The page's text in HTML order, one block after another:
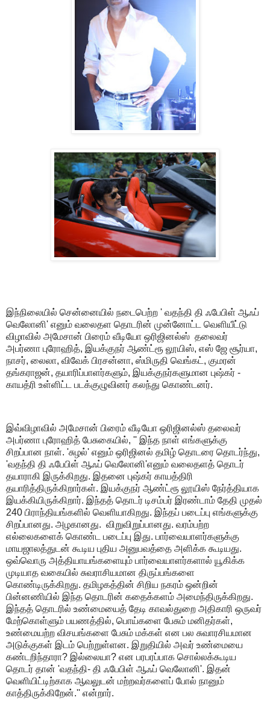
இந்நிலையில் சென்னையில் நடைபெற்ற ' வதந்தி தி ஃபேபிள் ஆஃப்
வெலோனி' எனும் வலைதள தொடரின் முன்னோட்ட வெளியீட்டு
விழாவில் அமேசான் பிரைம் வீடியோ ஒரிஜினல்ஸ் தலைவர்
அபர்ணா புரோஹித், இயக்குநர் ஆண்ட்ரூ லூயிஸ், எஸ் ஜே சூர்யா,
நாசர், லைலா, விவேக் பிரசன்னா, ஸ்மிருதி வெங்கட், குமரன்
தங்கராஜன், தயாரிப்பாளர்களும், இயக்குநர்களுமான புஷ்கர் -
காயத்ரி உள்ளிட்ட படக்குழுவினர் கலந்து கொண்டனர்.
இவ்விழாவில் அமேசான் பிரைம் வீடியோ ஒரிஜினல்ஸ் தலைவர்
அபர்ணா புரோஹித் பேசுகையில், '' இந்த நாள் எங்களுக்கு
சிறப்பான நாள். 'சுழல்' எனும் ஒரிஜினல் தமிழ் தொடரை தொடர்ந்து,
'வதந்தி தி ஃபேபிள் ஆஃப் வெலோனி'எனும் வலைதளத் தொடர்
தயாராகி இருக்கிறது. இதனை புஷ்கர் காயத்திரி
தயாரித்திருக்கிறார்கள். இயக்குநர் ஆண்ட்ரூ லூயிஸ் நேர்த்தியாக
இயக்கியிருக்கிறார். இந்தத் தொடர் டிசம்பர் இரண்டாம் தேதி முதல்
240 பிராந்தியங்களில் வெளியாகிறது. இந்தப் படைப்பு எங்களுக்கு
சிறப்பானது. அழகானது. விறுவிறுப்பானது. வரம்பற்ற
எல்லைகளைக் கொண்ட படைப்பு இது. பார்வையாளர்களுக்கு
மாயஜாலத்துடன் கூடிய புதிய அனுபவத்தை அளிக்க கூடியது.
ஒவ்வொரு அத்தியாயங்களையும் பார்வையாளர்களால் யூகிக்க
முடியாத வகையில் சுவராசியமான திருப்பங்களை
கொண்டிருக்கிறது. தமிழகத்தின் சிறிய நகரம் ஒன்றின்
பின்னணியில் இந்த தொடரின் கதைக்களம் அமைந்திருக்கிறது.
இந்தத் தொடரில் உண்மையைத் தேடி காவல்துறை அதிகாரி ஒருவர்
மேற்கொள்ளும் பயணத்தில், பொய்களை பேசும் மனிதர்கள்,
உண்மையற்ற விசயங்களை பேசும் மக்கள் என பல சுவாரசியமான
அடுக்குகள் இடம் பெற்றுள்ளன. இறுதியில் அவர் உண்மையை
கண்டறிந்தாரா? இல்லையா? என பரபரப்பாக சொல்லக்கூடிய
தொடர் தான் 'வதந்தி- தி ஃபேபிள் ஆஃப் வெலோனி'. இதன்
வெளியிட்டிற்காக ஆவலுடன் மற்றவர்களைப் போல் நானும்
காத்திருக்கிறேன்.'' என்றார்.